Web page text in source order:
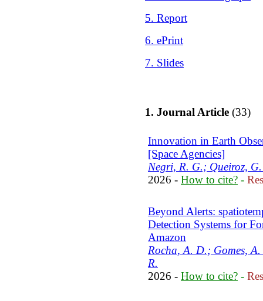
5. Report
6. ePrint
7. Slides
1. Journal Article (33)
Innovation in Earth
[Space Agencies]
Negri, R. G.; Queiroz,
2026 - How to cite? -
Beyond Alerts:
Detection Systems for
Amazon
Rocha, A. D.; Gomes,
R.
2026 - How to cite? -